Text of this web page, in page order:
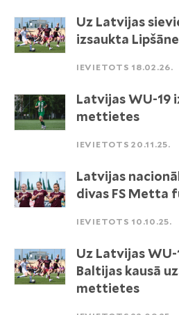
Uz Latvijas
izsaukta
IEVIETOTS 18.02.26.
Latvijas WU-19
mettietes
IEVIETOTS 20.11.25.
Latvijas
divas FS Metta
IEVIETOTS 10.10.25.
Uz Latvijas
Baltijas kausā
mettietes